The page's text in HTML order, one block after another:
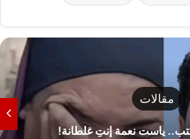
مقالات
ياست نعمة إنتِ غلطانة!